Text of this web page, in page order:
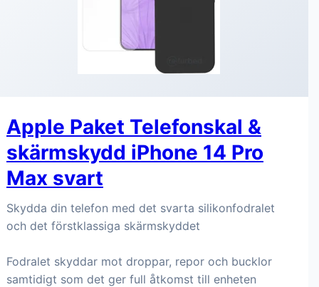
Apple Paket Telefonskal &
skärmskydd iPhone 14 Pro
Max svart
Skydda din telefon med det svarta silikonfodralet
och det förstklassiga skärmskyddet
Fodralet skyddar mot droppar, repor och bucklor
samtidigt som det ger full åtkomst till enheten